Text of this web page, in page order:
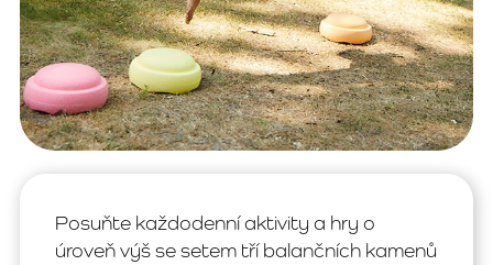
Posuňte každodenní aktivity a hry o
úroveň výš se setem tří balančních kamenů